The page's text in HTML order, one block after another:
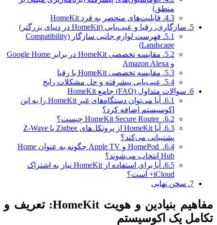
منطق)
4.3. قابلیت‌های منحصر به فرد HomeKit
5. سازگاری، رقبا و عیب‌یابی (HomeKit در دنیای بزرگتر)
5.1.
فهرست لوازم جانبی سازگار (Compatibility
Landscape)
5.2.
مقایسه تخصصی HomeKit در برابر Google Home
و Amazon Alexa
5.3. مقایسه تخصصی HomeKit با رقبا
5.4.
عیب‌یابی پیشرفته و حل مشکلات رایج
6. سوالات متداول (FAQ) جامع HomeKit
6.1.
آیا می‌توان دستگاه‌های غیر HomeKit را به این
اکوسیستم اضافه کرد؟
6.2.
HomeKit Secure Router چیست؟
6.3.
آیا HomeKit از پروتکل‌های Zigbee یا Z-Wave
پشتیبانی می‌کند؟
6.4.
HomePod و Apple TV چگونه به عنوان Home
Hub انتخاب می‌شوند؟
6.5.
آیا برای استفاده از HomeKit نیاز به اشتراک
iCloud+ است؟
7. سخن نهایی
مفاهیم بنیادین و هویت HomeKit: تعریف و
تکامل یک اکوسیستم